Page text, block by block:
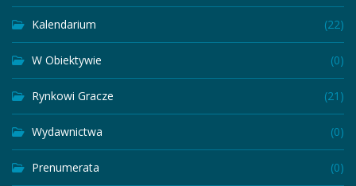
Kalendarium (22)
W Obiektywie (0)
Rynkowi Gracze (21)
Wydawnictwa (0)
Prenumerata (0)